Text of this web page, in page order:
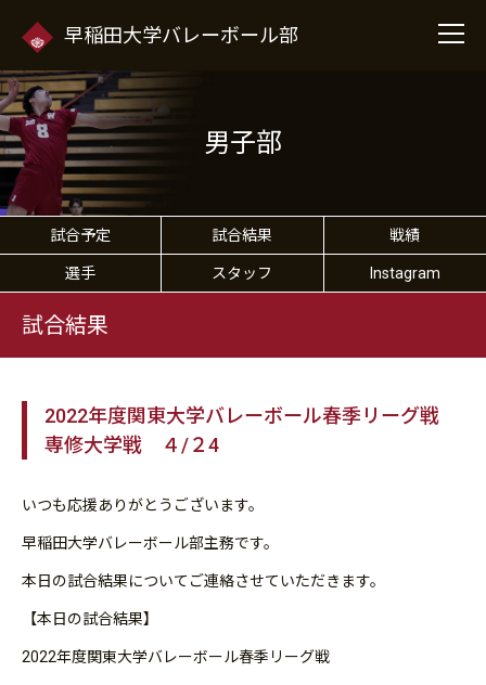
早稲田大学バレーボール部
男子部
試合予定 試合結果 戦績
選手 スタッフ Instagram
試合結果
2022年度関東大学バレーボール春季リーグ戦
専修大学戦 ４/２4
いつも応援ありがとうございます。
早稲田大学バレーボール部主務です。
本日の試合結果についてご連絡させていただきます。
【本日の試合結果】
2022年度関東大学バレーボール春季リーグ戦